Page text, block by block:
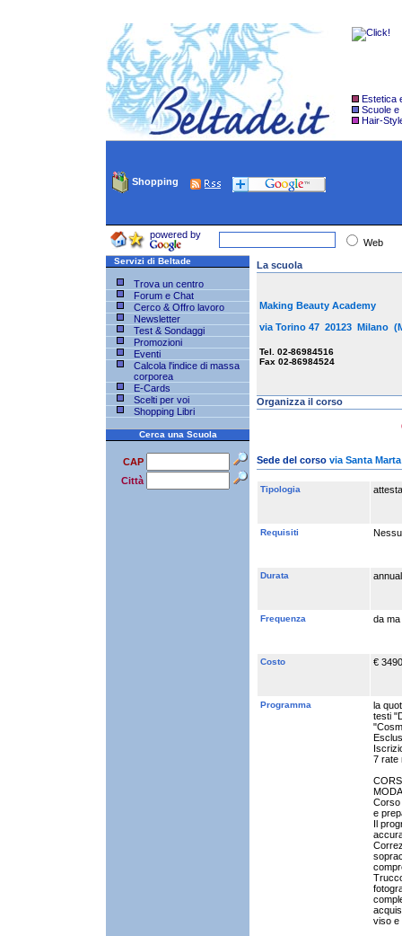
Estetica
Scuole e
Hair-
Shopping
powered by
Web
Servizi di Beltade
Trova un centro
Forum e Chat
Cerco & Offro lavoro
Newsletter
Test & Sondaggi
Promozioni
Eventi
Calcola l'indice di massa
corporea
E-Cards
Scelti per voi
Shopping Libri
Cerca una Scuola
CAP
Città
La scuola
Making Beauty Academy
via Torino 47 20123 Milano
Tel. 02-86984516
Fax 02-86984524
Organizza il corso
Sede del corsovia Santa Marta
Tipologia
Requisiti
Durata
Frequenza da
Costo €
Programma
la
testi
7 rate
Corso
e
Il
viso e